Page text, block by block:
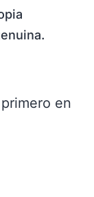
en